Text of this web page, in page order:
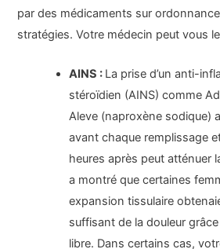
par des médicaments sur ordonnance
stratégies. Votre médecin peut vous
AINS : La prise d’un anti-
stéroïdien (AINS) comme
Aleve (naproxène sodique)
avant chaque remplissage
heures après peut atténuer
a montré que certaines
expansion tissulaire
suffisant de la douleur
libre. Dans certains cas,